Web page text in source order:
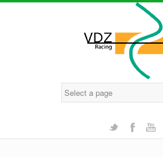
Twitter